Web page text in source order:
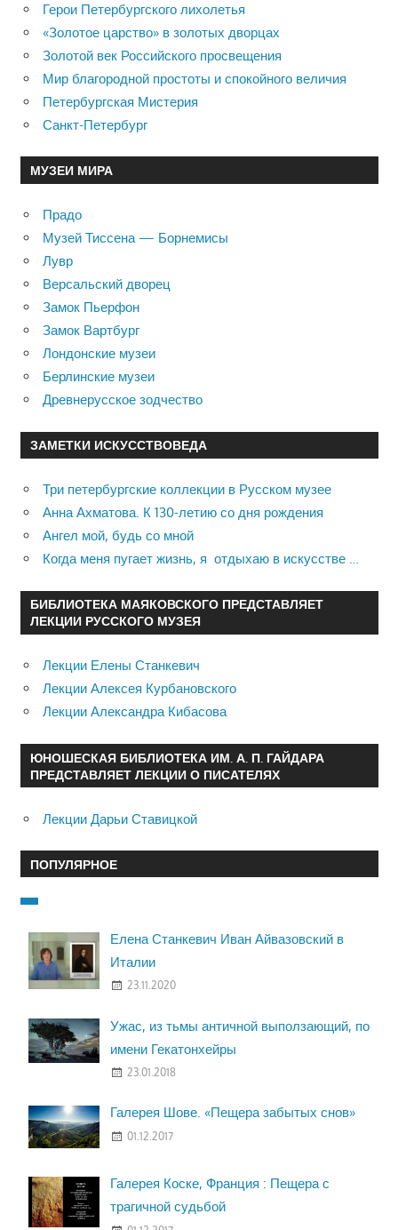
Герои Петербургского лихолетья
«Золотое царство» в золотых дворцах
Золотой век Российского просвещения
Мир благородной простоты и спокойного величия
Петербургская Мистерия
Санкт-Петербург
МУЗЕИ МИРА
Прадо
Музей Тиссена — Борнемисы
Лувр
Версальский дворец
Замок Пьерфон
Замок Вартбург
Лондонские музеи
Берлинские музеи
Древнерусское зодчество
ЗАМЕТКИ ИСКУССТВОВЕДА
Три петербургские коллекции в Русском музее
Анна Ахматова. К 130-летию со дня рождения
Ангел мой, будь со мной
Когда меня пугает жизнь, я отдыхаю в искусстве …
БИБЛИОТЕКА МАЯКОВСКОГО ПРЕДСТАВЛЯЕТ
ЛЕКЦИИ РУССКОГО МУЗЕЯ
Лекции Елены Станкевич
Лекции Алексея Курбановского
Лекции Александра Кибасова
ЮНОШЕСКАЯ БИБЛИОТЕКА ИМ. А. П. ГАЙДАРА
ПРЕДСТАВЛЯЕТ ЛЕКЦИИ О ПИСАТЕЛЯХ
Лекции Дарьи Ставицкой
ПОПУЛЯРНОЕ
Елена Станкевич Иван Айвазовский в
Италии
23.11.2020
Ужас, из тьмы античной выползающий, по
имени Гекатонхейры
23.01.2018
Галерея Шове. «Пещера забытых снов»
01.12.2017
Галерея Коске, Франция : Пещера с
трагичной судьбой